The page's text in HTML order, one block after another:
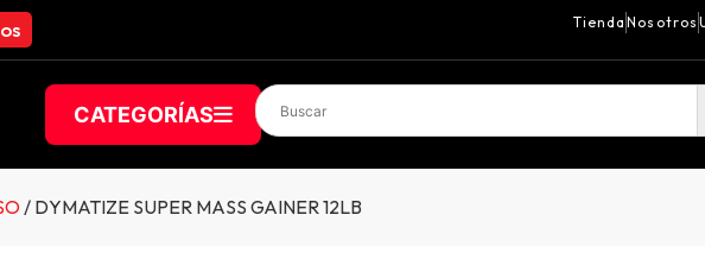
Tienda Nosotros
CATEGORÍAS
/ DYMATIZE SUPER MASS GAINER 12LB